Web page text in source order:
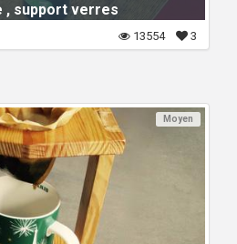
, support verres
3
13554
Moyen